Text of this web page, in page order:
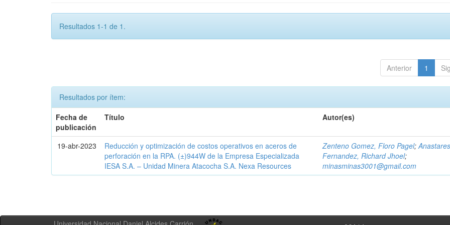
Resultados 1-1 de 1.
Anterior 1
Resultados por ítem:
Fecha de
publicación
Título Autor(es)
19-abr-2023
Reducción y optimización de costos operativos en aceros de
perforación en la RPA. (±)944W de la Empresa Especializada
IESA S.A. – Unidad Minera Atacocha S.A. Nexa Resources
Zenteno Gomez, Floro Pagel;Anastares
Fernandez, Richard Jhoel;
minasminas3001@gmail.com